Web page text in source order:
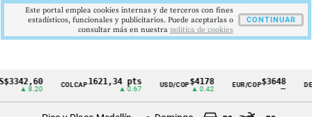
CintilloCOLCAP1621,34 pts USD/COP$4178
▲ 0.42
EUR/COP$3648
—
Este portal emplea cookies internas y de terceros con fines
estadísticos, funcionales y publicitarios. Puede aceptarlas o
consultar más en nuestra politica de cookies
CONTINUAR